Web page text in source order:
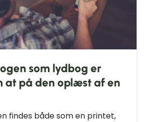
som lydbog er
at på den oplæst af en
findes både som en printet,